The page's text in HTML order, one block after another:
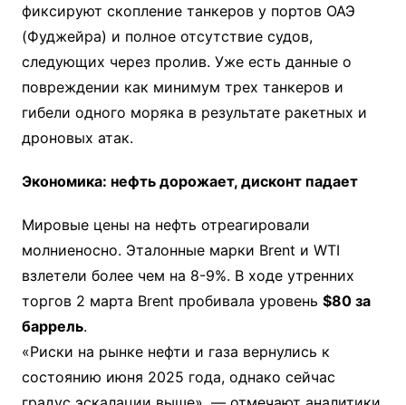
фиксируют скопление танкеров у портов ОАЭ
(Фуджейра) и полное отсутствие судов,
следующих через пролив. Уже есть данные о
повреждении как минимум трех танкеров и
гибели одного моряка в результате ракетных и
дроновых атак.
Экономика: нефть дорожает, дисконт падает
Мировые цены на нефть отреагировали
молниеносно. Эталонные марки Brent и WTI
взлетели более чем на 8-9%. В ходе утренних
торгов 2 марта Brent пробивала уровень $80 за
баррель.
«Риски на рынке нефти и газа вернулись к
состоянию июня 2025 года, однако сейчас